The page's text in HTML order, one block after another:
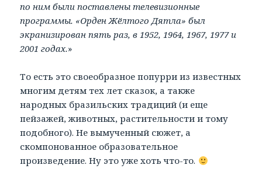
по ним были поставлены телевизионные
программы. «Орден Жёлтого Дятла» был
экранизирован пять раз, в 1952, 1964, 1967, 1977 и
2001 годах.»
То есть это своеобразное попурри из известных
многим детям тех лет сказок, а также
народных бразильских традиций (и еще
пейзажей, животных, растительности и тому
подобного). Не вымученный сюжет, а
скомпонованное образовательное
произведение. Ну это уже хоть что-то.